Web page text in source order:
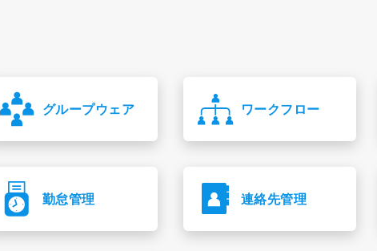
グループウェア ワークフロー
勤怠管理 連絡先管理